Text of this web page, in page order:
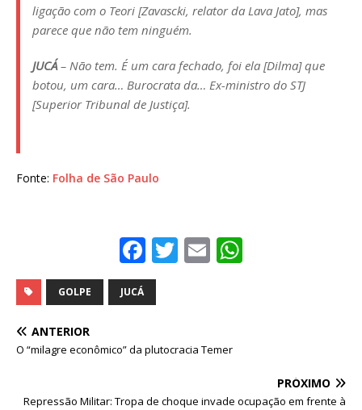
ligação com o Teori [Zavascki, relator da Lava Jato], mas
parece que não tem ninguém.
JUCÁ– Não tem. É um cara fechado, foi ela [Dilma] que
botou, um cara… Burocrata da… Ex-ministro do STJ
[Superior Tribunal de Justiça].
Fonte: Folha de São Paulo
F
a
c
b
T
w
r
E
m
GOLPE JUCÁ
ANTERIOR
O “milagre econômico” da plutocracia Temer
PRÓXIMO
Repressão Militar: Tropa de choque invade ocupação em frente à